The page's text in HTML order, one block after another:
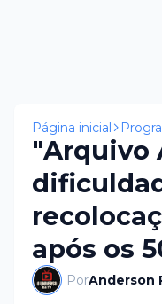
Página inicial
"Arquivo
após os
PorAnderson